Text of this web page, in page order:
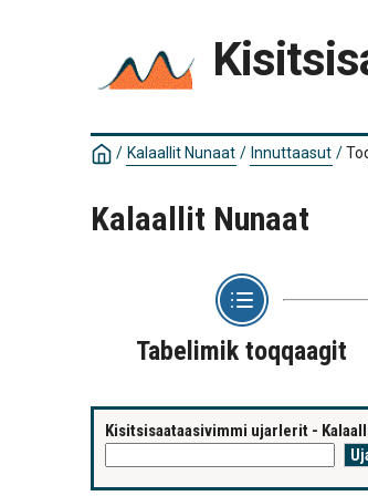
/ Kalaallit Nunaat / Innuttaasut /
Kalaallit Nunaat
Tabelimik toqqaagit
Kisitsisaataasivimmi ujarlerit -